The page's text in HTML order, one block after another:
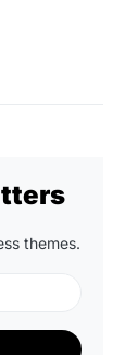
themes.